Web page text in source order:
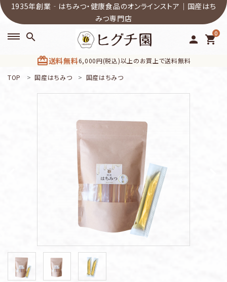
1935年創業‐はちみつ・健康食品のオンラインストア｜国産はち
みつ専門店
search person
0
shopping_cart
card_giftcard送料無料6,000円(税込)以上のお買上で送料無料
新規会員登録
ヒグチ園について
TOP 国産はちみつ 国産はちみつ